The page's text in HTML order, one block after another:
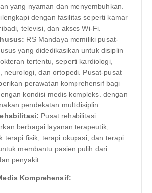
yang nyaman dan menyembuhkan.
dengan fasilitas seperti kamar
televisi, dan akses Wi-Fi.
RS Mandaya memiliki pusat-
yang didedikasikan untuk disiplin
tertentu, seperti kardiologi,
neurologi, dan ortopedi. Pusat-pusat
perawatan komprehensif bagi
kondisi medis kompleks, dengan
pendekatan multidisiplin.
Pusat rehabilitasi
berbagai layanan terapeutik,
terapi fisik, terapi okupasi, dan terapi
membantu pasien pulih dari
penyakit.
Komprehensif: